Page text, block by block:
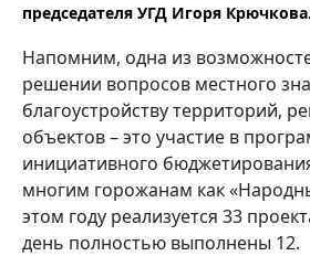
председателя УГД Игоря Крючкова.
Напомним, одна из
решении вопросов местного
благоустройству территорий,
объектов – это участие в
инициативного
многим горожанам как
этом году реализуется 33
день полностью выполнены 12.